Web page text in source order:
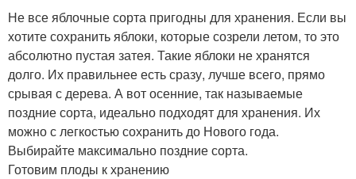
Не все яблочные сорта пригодны для хранения. Если вы
хотите сохранить яблоки, которые созрели летом, то это
абсолютно пустая затея. Такие яблоки не хранятся
долго. Их правильнее есть сразу, лучше всего, прямо
срывая с дерева. А вот осенние, так называемые
поздние сорта, идеально подходят для хранения. Их
можно с легкостью сохранить до Нового года.
Выбирайте максимально поздние сорта.
Готовим плоды к хранению